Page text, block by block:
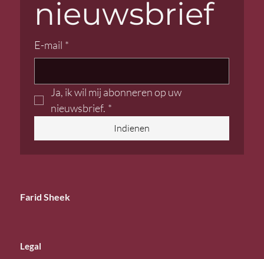
nieuwsbrief
E-mail *
Ja, ik wil mij abonneren op uw
nieuwsbrief. *
Indienen
Farid Sheek
Legal